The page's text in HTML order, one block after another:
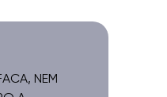
NEM